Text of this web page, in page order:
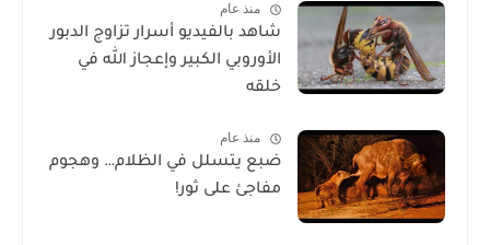
منذ عام
شاهد بالفيديو أسرار تزاوج الدبور
الأوروبي الكبير وإعجاز الله في
خلقه
منذ عام
ضبع يتسلل في الظلام… وهجوم
مفاجئ على ثور!